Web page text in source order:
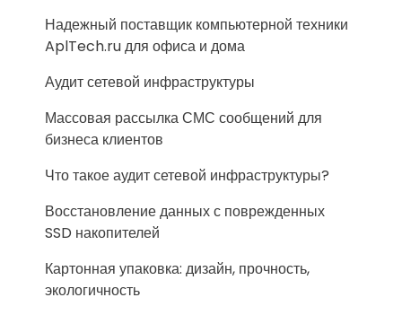
Надежный поставщик компьютерной техники
AplTech.ru для офиса и дома
Аудит сетевой инфраструктуры
Массовая рассылка СМС сообщений для
бизнеса клиентов
Что такое аудит сетевой инфраструктуры?
Восстановление данных с поврежденных
SSD накопителей
Картонная упаковка: дизайн, прочность,
экологичность